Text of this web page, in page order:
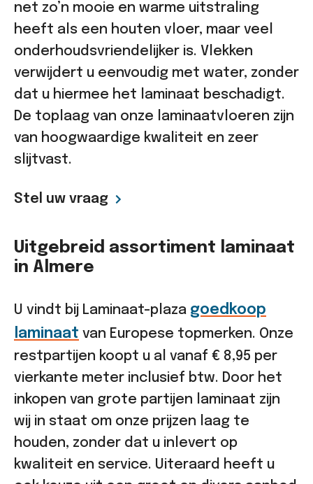
net zo’n mooie en warme uitstraling
heeft als een houten vloer, maar veel
onderhoudsvriendelijker is. Vlekken
verwijdert u eenvoudig met water, zonder
dat u hiermee het laminaat beschadigt.
De toplaag van onze laminaatvloeren zijn
van hoogwaardige kwaliteit en zeer
slijtvast.
Stel uw vraag
Uitgebreid assortiment laminaat
in Almere
U vindt bij Laminaat-plaza goedkoop
laminaat van Europese topmerken. Onze
restpartijen koopt u al vanaf € 8,95 per
vierkante meter inclusief btw. Door het
inkopen van grote partijen laminaat zijn
wij in staat om onze prijzen laag te
houden, zonder dat u inlevert op
kwaliteit en service. Uiteraard heeft u